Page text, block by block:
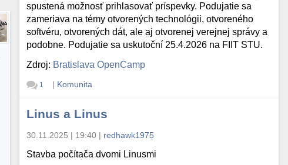
spustená možnosť prihlasovať príspevky. Podujatie sa
zameriava na témy otvorených technológii, otvoreného
softvéru, otvorených dát, ale aj otvorenej verejnej správy a
podobne. Podujatie sa uskutoční 25.4.2026 na FIIT STU.
Zdroj: Bratislava OpenCamp
1 | Komunita
Linus a Linus
30.11.2025 | 19:40 | redhawk1975
Stavba počítača dvomi Linusmi